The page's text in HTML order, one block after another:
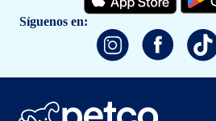
Síguenos en: